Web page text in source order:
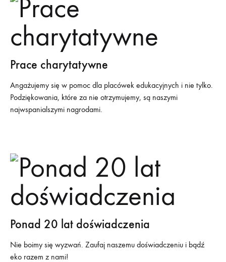
Prace charytatywne
Angażujemy się w pomoc dla placówek edukacyjnych i nie tylko.
Podziękowania, które za nie otrzymujemy, są naszymi
najwspanialszymi nagrodami.
Ponad 20 lat doświadczenia
Nie boimy się wyzwań. Zaufaj naszemu doświadczeniu i bądź
eko razem z nami!